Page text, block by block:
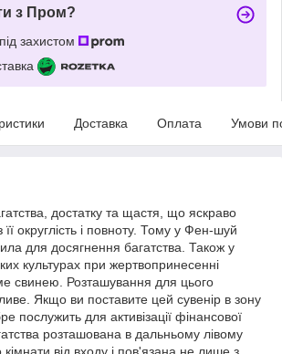
з Пром?
захистом
Доставка Оплата Умови
достатку та щастя, що яскраво
округлість і повноту. Тому у Фен-шуй
для досягнення багатства. Також у
культурах при жертвопринесенні
свинею. Розташування для цього
Якщо ви поставите цей сувенір в зону
послужить для активізації фінансової
розташована в дальньому лівому
кімнати від входу і пов'язана не лише з